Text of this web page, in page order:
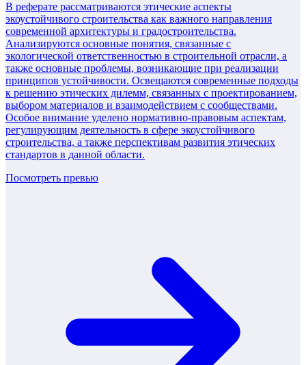
В реферате рассматриваются этические аспекты
экоустойчивого строительства как важного направления
современной архитектуры и градостроительства.
Анализируются основные понятия, связанные с
экологической ответственностью в строительной отрасли, а
также основные проблемы, возникающие при реализации
принципов устойчивости. Освещаются современные подходы
к решению этических дилемм, связанных с проектированием,
выбором материалов и взаимодействием с сообществами.
Особое внимание уделено нормативно-правовым аспектам,
регулирующим деятельность в сфере экоустойчивого
строительства, а также перспективам развития этических
стандартов в данной области.
Посмотреть превью